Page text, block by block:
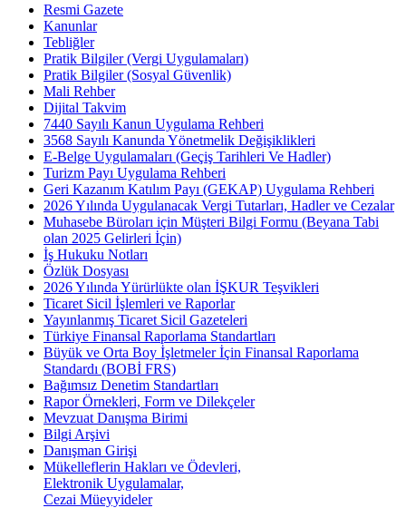
Resmi Gazete
Kanunlar
Tebliğler
Pratik Bilgiler (Vergi Uygulamaları)
Pratik Bilgiler (Sosyal Güvenlik)
Mali Rehber
Dijital Takvim
7440 Sayılı Kanun Uygulama Rehberi
3568 Sayılı Kanunda Yönetmelik Değişiklikleri
E-Belge Uygulamaları (Geçiş Tarihleri Ve Hadler)
Turizm Payı Uygulama Rehberi
Geri Kazanım Katılım Payı (GEKAP) Uygulama Rehberi
2026 Yılında Uygulanacak Vergi Tutarları, Hadler ve Cezalar
Muhasebe Büroları için Müşteri Bilgi Formu (Beyana Tabi
olan 2025 Gelirleri İçin)
İş Hukuku Notları
Özlük Dosyası
2026 Yılında Yürürlükte olan İŞKUR Teşvikleri
Ticaret Sicil İşlemleri ve Raporlar
Yayınlanmış Ticaret Sicil Gazeteleri
Türkiye Finansal Raporlama Standartları
Büyük ve Orta Boy İşletmeler İçin Finansal Raporlama
Standardı (BOBİ FRS)
Bağımsız Denetim Standartları
Rapor Örnekleri, Form ve Dilekçeler
Mevzuat Danışma Birimi
Bilgi Arşivi
Danışman Girişi
Mükelleflerin Hakları ve Ödevleri,
Elektronik Uygulamalar,
Cezai Müeyyideler